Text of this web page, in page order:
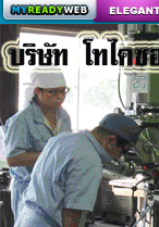
สร้างเว็บ